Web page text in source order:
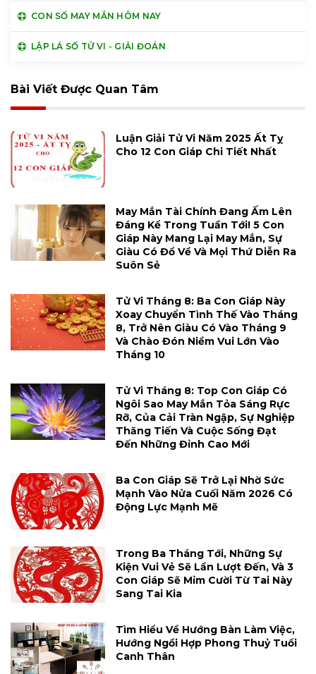
CON SỐ MAY MẮN HÔM NAY
LẬP LÁ SỐ TỬ VI - GIẢI ĐOÁN
Bài Viết Được Quan Tâm
Luận Giải Tử Vi Năm 2025 Ất Tỵ
Cho 12 Con Giáp Chi Tiết Nhất
May Mắn Tài Chính Đang Ấm Lên
Đáng Kể Trong Tuần Tới! 5 Con
Giáp Này Mang Lại May Mắn, Sự
Giàu Có Đổ Về Và Mọi Thứ Diễn Ra
Suôn Sẻ
Tử Vi Tháng 8: Ba Con Giáp Này
Xoay Chuyển Tình Thế Vào Tháng
8, Trở Nên Giàu Có Vào Tháng 9
Và Chào Đón Niềm Vui Lớn Vào
Tháng 10
Tử Vi Tháng 8: Top Con Giáp Có
Ngôi Sao May Mắn Tỏa Sáng Rực
Rỡ, Của Cải Tràn Ngập, Sự Nghiệp
Thăng Tiến Và Cuộc Sống Đạt
Đến Những Đỉnh Cao Mới
Ba Con Giáp Sẽ Trở Lại Nhờ Sức
Mạnh Vào Nửa Cuối Năm 2026 Có
Động Lực Mạnh Mẽ
Trong Ba Tháng Tới, Những Sự
Kiện Vui Vẻ Sẽ Lần Lượt Đến, Và 3
Con Giáp Sẽ Mỉm Cười Từ Tai Này
Sang Tai Kia
Tìm Hiểu Về Hướng Bàn Làm Việc,
Hướng Ngồi Hợp Phong Thuỷ Tuổi
Canh Thân